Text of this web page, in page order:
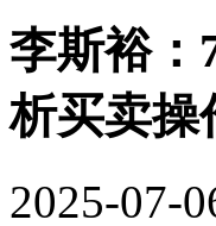
李斯裕：
析买卖操
2025-07-